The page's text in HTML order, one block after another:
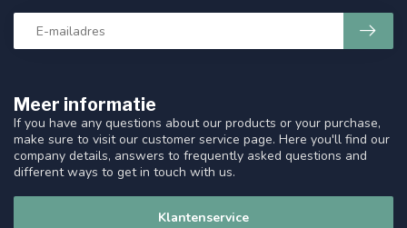
Meer informatie
If you have any questions about our products or your purchase,
make sure to visit our customer service page. Here you'll find our
company details, answers to frequently asked questions and
different ways to get in touch with us.
Klantenservice